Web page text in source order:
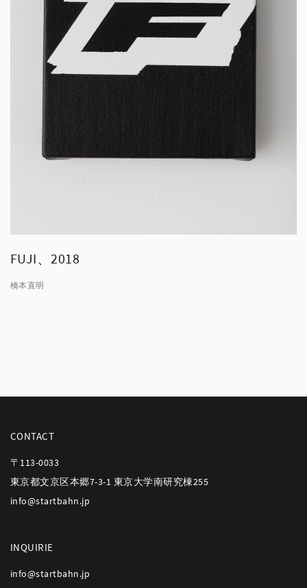
FUJI、2018
橋本直明
CONTACT
〒113-0033
東京都文京区本郷7-3-1 東京大学南研究棟255
info@startbahn.jp
INQUIRIE
info@startbahn.jp